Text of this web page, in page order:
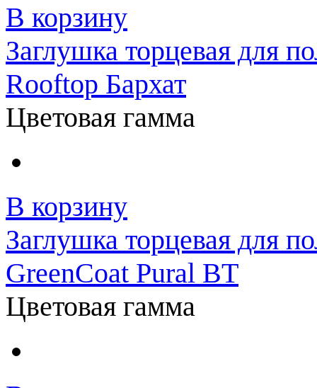
В корзину
Заглушка торцевая для
Rooftop Бархат
Цветовая гамма
В корзину
Заглушка торцевая для
GreenCoat Pural BT
Цветовая гамма